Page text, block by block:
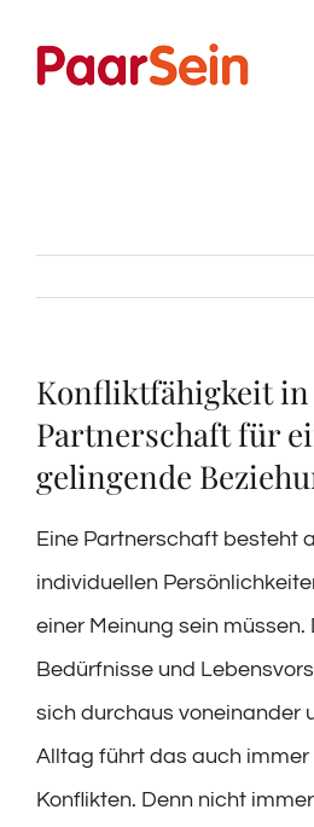
Inhalt
Konfliktfähigkeit
Partnerschaft für
gelingende
Eine Partnerschaft besteht
individuellen
einer Meinung sein müssen.
Bedürfnisse und
sich durchaus voneinander
Alltag führt das auch immer
Konflikten. Denn nicht